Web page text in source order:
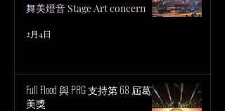
舞美燈音 Stage Art concern
2月4日
Full Flood 與 PRG 支持第 68 屆葛萊
美獎